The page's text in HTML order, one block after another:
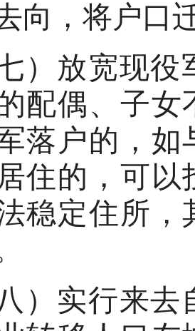
向，将户口
七）放宽现
配偶、子女
落户的，如
住的，可以
稳定住所
八）实行来